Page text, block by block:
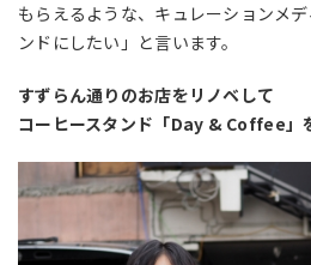
もらえるような、キュレーションメ
ンドにしたい」と言います。
すずらん通りのお店をリノベして
コーヒースタンド「Day & Coffee」